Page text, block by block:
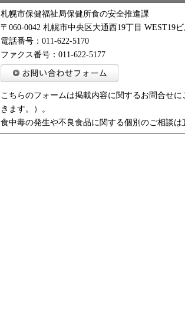
札幌市保健福祉局保健所食の安全推進課
〒060-0042 札幌市中央区大通西19丁目 WEST19
電話番号：011-622-5170
ファクス番号：011-622-5177
こちらのフォームは掲載内容に関するお問合せ
きます。）。
食中毒の発生や不良食品に関する個別のご相談は